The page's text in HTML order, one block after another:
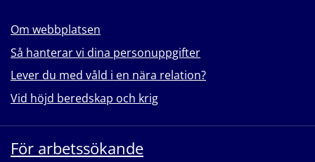
Om webbplatsen
Så hanterar vi dina personuppgifter
Lever du med våld i en nära relation?
Vid höjd beredskap och krig
För arbetssökande